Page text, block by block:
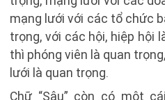
mạng lưới với các tổ chức
trọng, với các hội, hiệp hội
thì phóng viên là quan
lưới là quan trọng.
Chữ “Sâu” còn có một